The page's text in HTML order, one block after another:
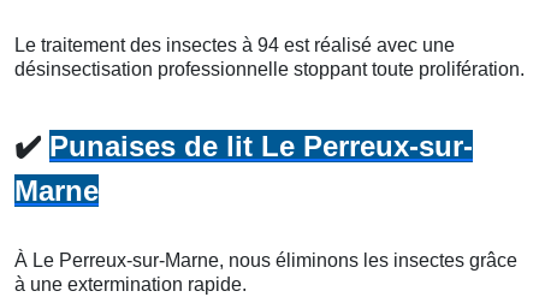
Le traitement des insectes à 94 est réalisé avec une
désinsectisation professionnelle stoppant toute prolifération.
✔️ Punaises de lit Le Perreux-sur-
Marne
À Le Perreux-sur-Marne, nous éliminons les insectes grâce
à une extermination rapide.